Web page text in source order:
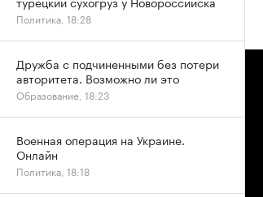
Политика, 18:28
Дружба с подчиненными без потери
авторитета. Возможно ли это
Образование, 18:23
Военная операция на Украине.
Онлайн
Политика, 18:18